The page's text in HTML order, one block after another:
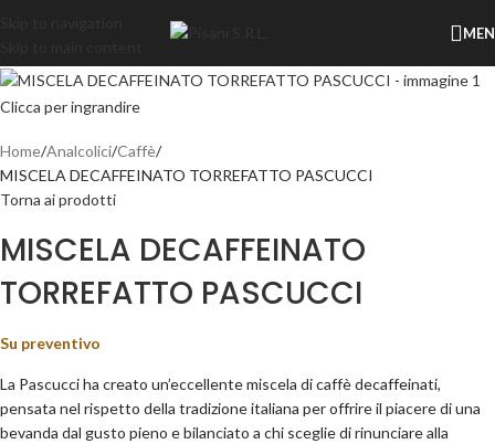
Clicca per ingrandire
Home Analcolici Caffè
MISCELA DECAFFEINATO TORREFATTO PASCUCCI
Torna ai prodotti
MISCELA DECAFFEINATO
TORREFATTO PASCUCCI
Su preventivo
La Pascucci ha creato un’eccellente miscela di caffè decaffeinati,
pensata nel rispetto della tradizione italiana per offrire il piacere di una
bevanda dal gusto pieno e bilanciato a chi sceglie di rinunciare alla